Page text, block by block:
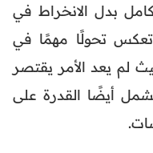
بدل الانخراط في
تعكس تحولًا مهمًا في
لم يعد الأمر يقتصر
أيضًا القدرة على